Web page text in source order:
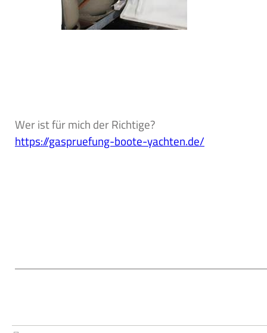
Wer ist für mich der Richtige?
https://gaspruefung-boote-yachten.de/